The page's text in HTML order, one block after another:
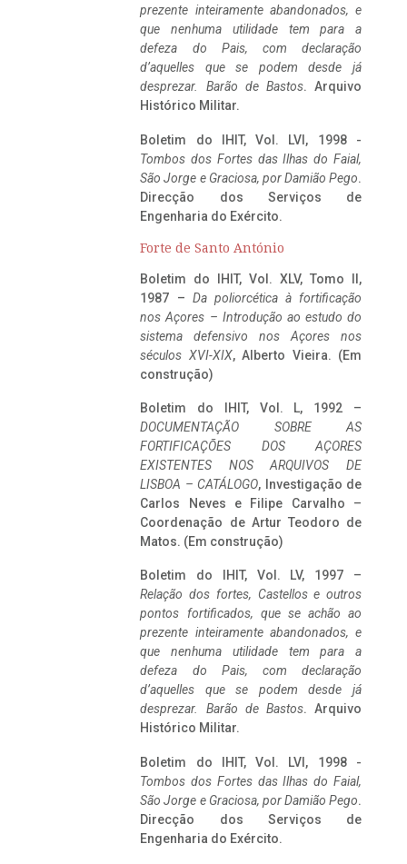
prezente inteiramente abandonados, e
que nenhuma utilidade tem para a
defeza do Pais, com declaração
d’aquelles que se podem desde já
desprezar. Barão de Bastos. Arquivo
Histórico Militar.
Boletim do IHIT, Vol. LVI, 1998 -
Tombos dos Fortes das Ilhas do Faial,
São Jorge e Graciosa, por Damião Pego.
Direcção dos Serviços de
Engenharia do Exército.
Forte de Santo António
Boletim do IHIT, Vol. XLV, Tomo II,
1987 – Da poliorcética à fortificação
nos Açores – Introdução ao estudo do
sistema defensivo nos Açores nos
séculos XVI-XIX, Alberto Vieira. (Em
construção)
Boletim do IHIT, Vol. L, 1992 –
DOCUMENTAÇÃO SOBRE AS
FORTIFICAÇÕES DOS AÇORES
EXISTENTES NOS ARQUIVOS DE
LISBOA – CATÁLOGO, Investigação de
Carlos Neves e Filipe Carvalho –
Coordenação de Artur Teodoro de
Matos. (Em construção)
Boletim do IHIT, Vol. LV, 1997 –
Relação dos fortes, Castellos e outros
pontos fortificados, que se achão ao
prezente inteiramente abandonados, e
que nenhuma utilidade tem para a
defeza do Pais, com declaração
d’aquelles que se podem desde já
desprezar. Barão de Bastos. Arquivo
Histórico Militar.
Boletim do IHIT, Vol. LVI, 1998 -
Tombos dos Fortes das Ilhas do Faial,
São Jorge e Graciosa, por Damião Pego.
Direcção dos Serviços de
Engenharia do Exército.